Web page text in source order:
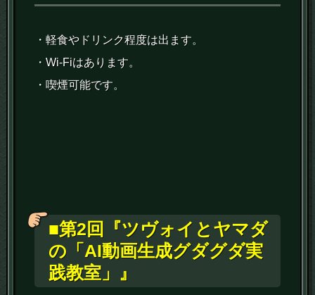
・軽食やドリンク程度は出ます。
・Wi-Fiはあります。
・喫煙可能です。
■第2回
『ツヴォイとヤマダ
の「AI動画生成グダグダ実
践教室」』